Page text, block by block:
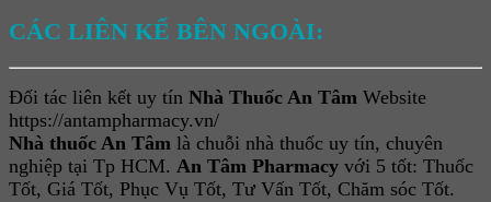
CÁC LIÊN KẾ BÊN NGOÀI:
Đối tác liên kết uy tín Nhà Thuốc An Tâm Website
https://antampharmacy.vn/
Nhà thuốc An Tâm là chuỗi nhà thuốc uy tín, chuyên
nghiệp tại Tp HCM. An Tâm Pharmacy với 5 tốt: Thuốc
Tốt, Giá Tốt, Phục Vụ Tốt, Tư Vấn Tốt, Chăm sóc Tốt.